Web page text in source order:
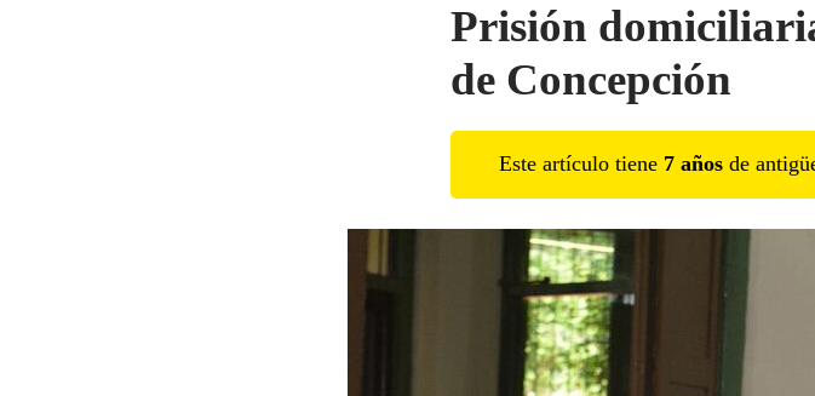
Prisión
de Concepción
Este artículo tiene 7 años de